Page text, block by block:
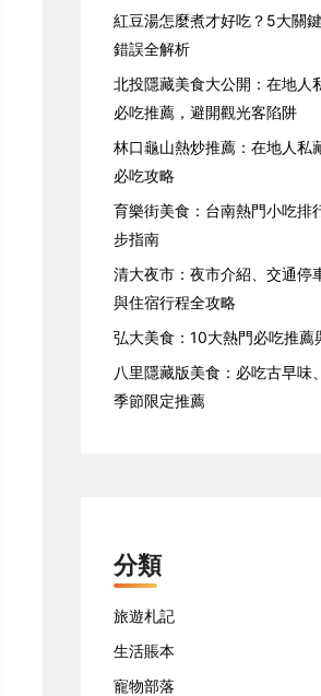
紅豆湯怎麼煮才好吃？5大關
錯誤全解析
北投隱藏美食大公開：在地人
必吃推薦，避開觀光客陷阱
林口龜山熱炒推薦：在地人私
必吃攻略
育樂街美食：台南熱門小吃排
步指南
清大夜市：夜市介紹、交通停
與住宿行程全攻略
弘大美食：10大熱門必吃推薦
八里隱藏版美食：必吃古早味
季節限定推薦
分類
旅遊札記
生活賬本
寵物部落